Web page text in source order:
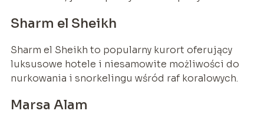
Sharm el Sheikh
Sharm el Sheikh to popularny kurort oferujący
luksusowe hotele i niesamowite możliwości do
nurkowania i snorkelingu wśród raf koralowych.
Marsa Alam